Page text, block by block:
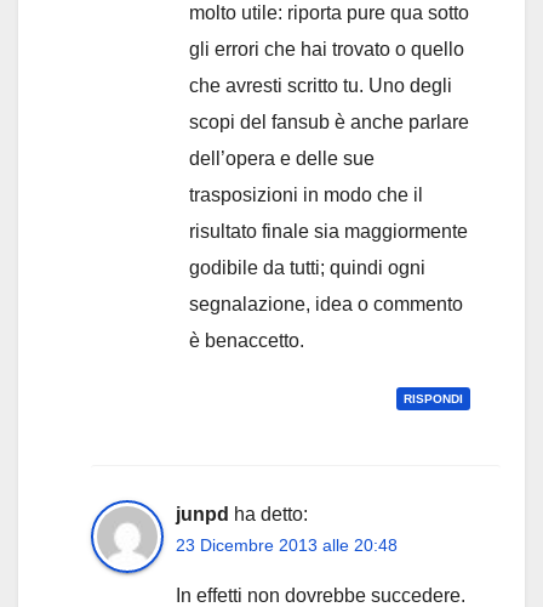
molto utile: riporta pure qua sotto
gli errori che hai trovato o quello
che avresti scritto tu. Uno degli
scopi del fansub è anche parlare
dell’opera e delle sue
trasposizioni in modo che il
risultato finale sia maggiormente
godibile da tutti; quindi ogni
segnalazione, idea o commento
è benaccetto.
RISPONDI
junpd ha detto:
23 Dicembre 2013 alle 20:48
In effetti non dovrebbe succedere.